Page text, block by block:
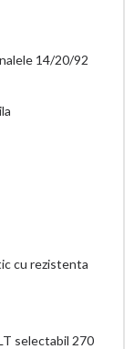
14/20/92
cu rezistenta
selectabil 270